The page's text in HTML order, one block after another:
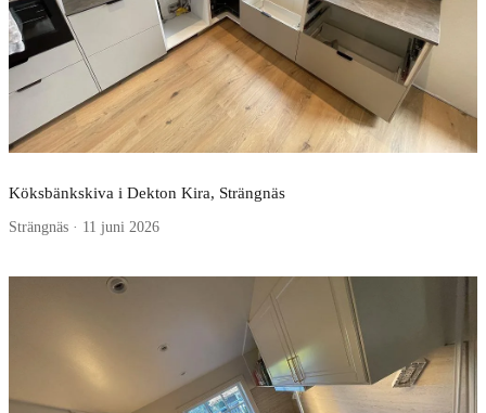
Köksbänkskiva i Dekton Kira, Strängnäs
Strängnäs · 11 juni 2026